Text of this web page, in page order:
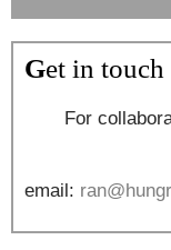
Get in touch
For
email: ran@